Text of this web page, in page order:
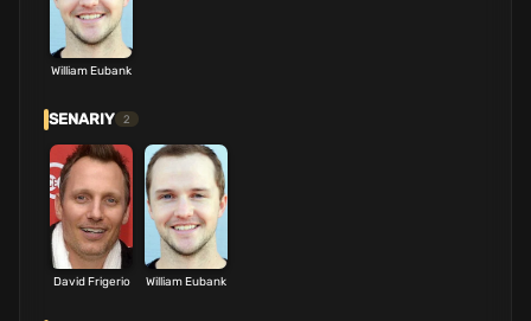
William Eubank
SENARIY 2
David Frigerio William Eubank